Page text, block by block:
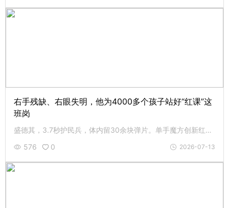
右手残缺、右眼失明，他为4000多个孩子站好“红课”这
班岗
盛德其，3.7秒护民兵，体内留30余块弹片。单手魔方创新红课，累计影响超4000人次。83岁伤病缠身仍上岗志愿服务。致敬盛嗲，和先锋老党员同行，您的援手是最好回应。
576
0 2026-07-13